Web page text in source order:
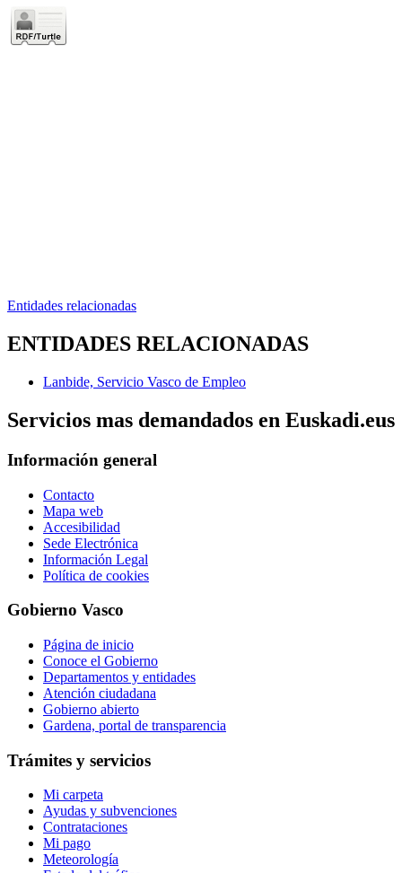
Entidades relacionadas
ENTIDADES RELACIONADAS
Lanbide, Servicio Vasco de Empleo
Servicios mas demandados en Euskadi.eus
Información general
Contacto
Mapa web
Accesibilidad
Sede Electrónica
Información Legal
Política de cookies
Gobierno Vasco
Página de inicio
Conoce el Gobierno
Departamentos y entidades
Atención ciudadana
Gobierno abierto
Gardena, portal de transparencia
Trámites y servicios
Mi carpeta
Ayudas y subvenciones
Contrataciones
Mi pago
Meteorología